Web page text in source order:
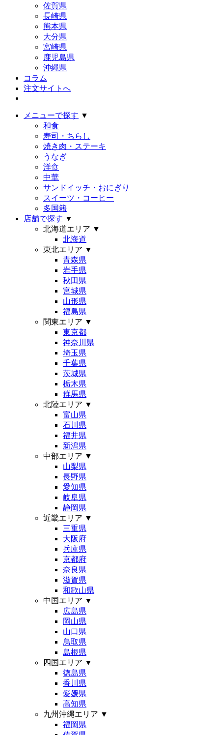
佐賀県
長崎県
熊本県
大分県
宮崎県
鹿児島県
沖縄県
コラム
注文サイトへ
メニューで探す ▼
和食
寿司・ちらし
焼き肉・ステーキ
うなぎ
洋食
中華
サンドイッチ・おにぎり
スイーツ・コーヒー
多国籍
店舗で探す ▼
北海道エリア ▼
北海道
東北エリア ▼
青森県
岩手県
秋田県
宮城県
山形県
福島県
関東エリア ▼
東京都
神奈川県
埼玉県
千葉県
茨城県
栃木県
群馬県
北陸エリア ▼
富山県
石川県
福井県
新潟県
中部エリア ▼
山梨県
長野県
愛知県
岐阜県
静岡県
近畿エリア ▼
三重県
大阪府
兵庫県
京都府
奈良県
滋賀県
和歌山県
中国エリア ▼
広島県
岡山県
山口県
鳥取県
島根県
四国エリア ▼
徳島県
香川県
愛媛県
高知県
九州沖縄エリア ▼
福岡県